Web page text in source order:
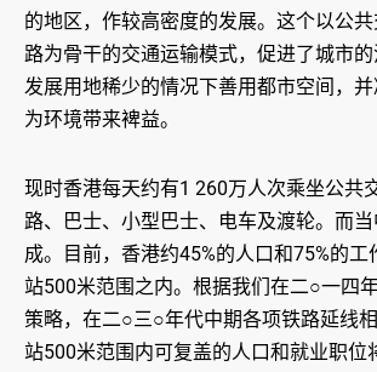
的地区，作较高密度的发展。这个以公
路为骨干的交通运输模式，促进了城市
发展用地稀少的情况下善用都市空间，并
为环境带来裨益。
现时香港每天约有1 260万人次乘坐公共
路、巴士、小型巴士、电车及渡轮。而
成。目前，香港约45%的人口和75%的工
站500米范围之内。根据我们在二○一四
策略，在二○三○年代中期各项铁路延线
站500米范围内可复盖的人口和就业职位